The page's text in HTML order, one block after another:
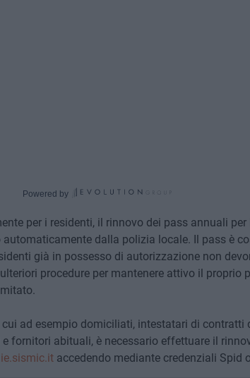
Powered by
per i residenti, il rinnovo dei pass annuali
dalla polizia locale. Il pass è
già in possesso di autorizzazione non
procedure per mantenere attivo il proprio
cui ad esempio domiciliati, intestatari di contratti
fornitori abituali, è necessario effettuare il
accedendo mediante credenziali Spid